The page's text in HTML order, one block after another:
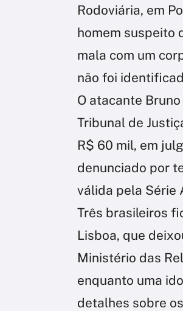
Rodoviária, em
homem suspeito
mala com um
não foi
O atacante
Tribunal de
R$ 60 mil, em
denunciado por
válida pela Série
Três brasileiros
Lisboa, que
Ministério das
enquanto uma
detalhes sobre